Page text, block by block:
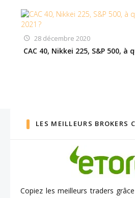
28 décembre 2020
CAC 40, Nikkei 225, S&P 500, à
LES MEILLEURS BROKERS
Copiez les meilleurs traders